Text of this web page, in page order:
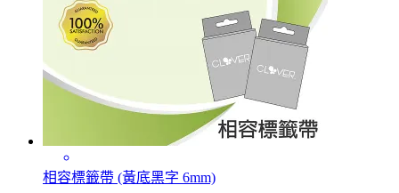
相容標籤帶 (黃底黑字 6mm)